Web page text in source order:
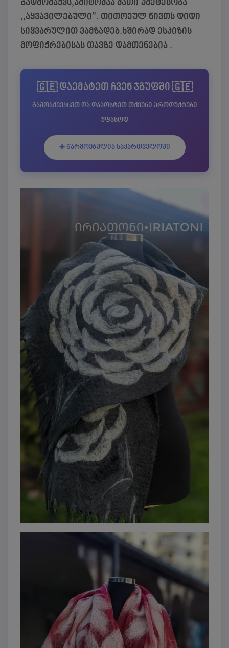
გადმომაქვს,ამიტომაა მათი უმეტესობა
,,აყვავილებული”. თითოეულ ნივთს დიდი
სიყვარულით ვამზადებ.ხშირად ესკიზის
მოფიქრებისას თავზე დამთენებია .
🇬🇪 დაემატეთ ჩვენ ჯგუფში 🇬🇪
გამოაქვეყნეთ და დაპოსტეთ თქვენი პროდუქტები
უფასოდ
➕ წარმოებულია საქართველოში